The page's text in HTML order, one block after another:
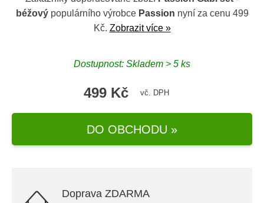
béžovýpopulárního výrobce Passion nyní za cenu 499
Kč. Zobrazit více »
Dostupnost: Skladem > 5 ks
499 Kč vč. DPH
DO OBCHODU »
Doprava ZDARMA